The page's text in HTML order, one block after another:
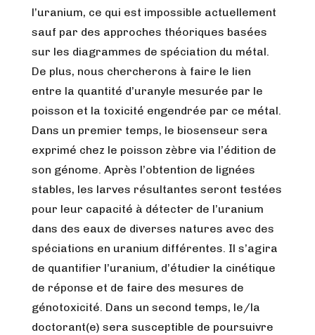
l’uranium, ce qui est impossible actuellement
sauf par des approches théoriques basées
sur les diagrammes de spéciation du métal.
De plus, nous chercherons à faire le lien
entre la quantité d’uranyle mesurée par le
poisson et la toxicité engendrée par ce métal.
Dans un premier temps, le biosenseur sera
exprimé chez le poisson zèbre via l’édition de
son génome. Après l’obtention de lignées
stables, les larves résultantes seront testées
pour leur capacité à détecter de l’uranium
dans des eaux de diverses natures avec des
spéciations en uranium différentes. Il s’agira
de quantifier l’uranium, d’étudier la cinétique
de réponse et de faire des mesures de
génotoxicité. Dans un second temps, le/la
doctorant(e) sera susceptible de poursuivre